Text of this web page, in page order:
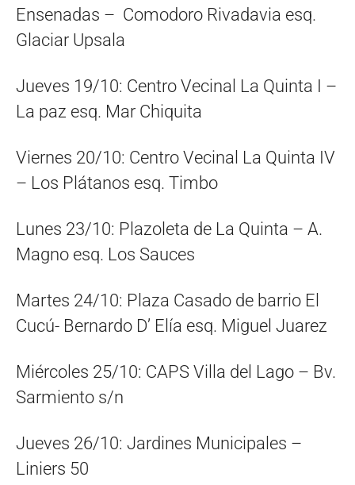
Ensenadas – Comodoro Rivadavia esq.
Glaciar Upsala
Jueves 19/10: Centro Vecinal La Quinta I –
La paz esq. Mar Chiquita
Viernes 20/10: Centro Vecinal La Quinta IV
– Los Plátanos esq. Timbo
Lunes 23/10: Plazoleta de La Quinta – A.
Magno esq. Los Sauces
Martes 24/10: Plaza Casado de barrio El
Cucú- Bernardo D’ Elía esq. Miguel Juarez
Miércoles 25/10: CAPS Villa del Lago – Bv.
Sarmiento s/n
Jueves 26/10: Jardines Municipales –
Liniers 50